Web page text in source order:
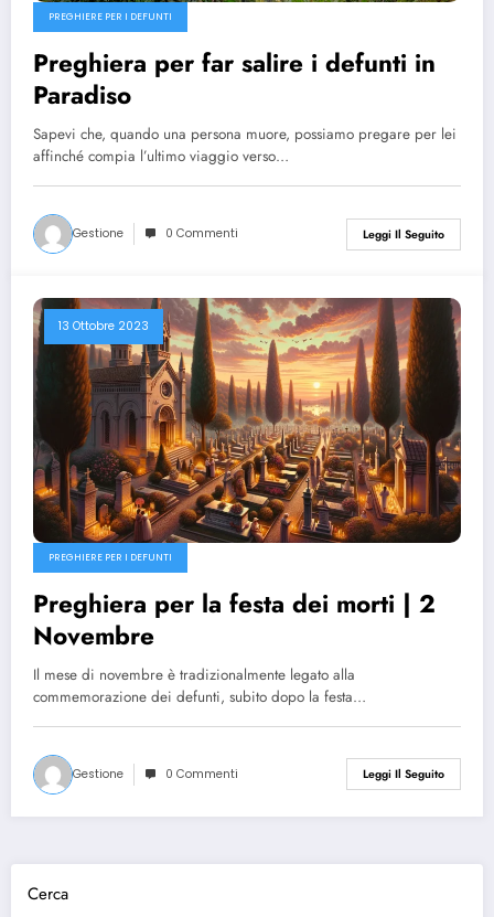
PREGHIERE PER I DEFUNTI
Preghiera per far salire i defunti in
Paradiso
Sapevi che, quando una persona muore, possiamo pregare per lei
affinché compia l’ultimo viaggio verso…
Gestione 0 Commenti Leggi Il Seguito
13 Ottobre 2023
PREGHIERE PER I DEFUNTI
Preghiera per la festa dei morti | 2
Novembre
Il mese di novembre è tradizionalmente legato alla
commemorazione dei defunti, subito dopo la festa…
Gestione 0 Commenti Leggi Il Seguito
Cerca